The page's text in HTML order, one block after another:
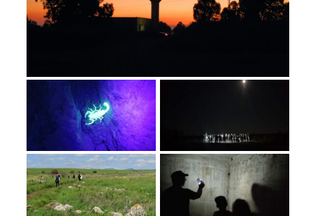
מחנות קיץ
ארץ אהבתי – קבוצות טיולים למבוגרים